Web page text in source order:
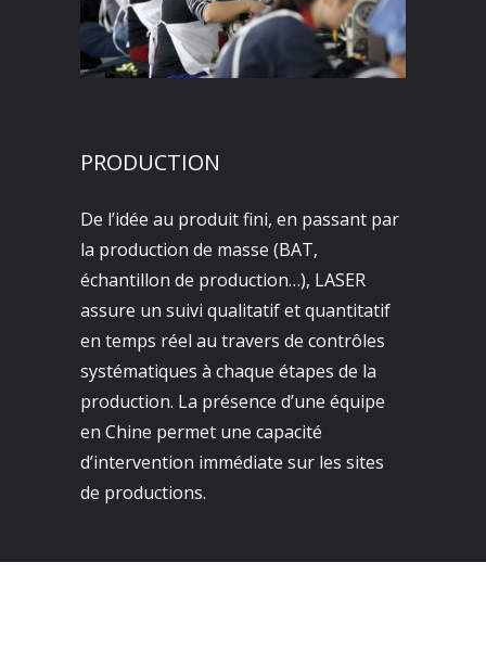
PRODUCTION
De l’idée au produit fini, en passant par
la production de masse (BAT,
échantillon de production…), LASER
assure un suivi qualitatif et quantitatif
en temps réel au travers de contrôles
systématiques à chaque étapes de la
production. La présence d’une équipe
en Chine permet une capacité
d’intervention immédiate sur les sites
de productions.